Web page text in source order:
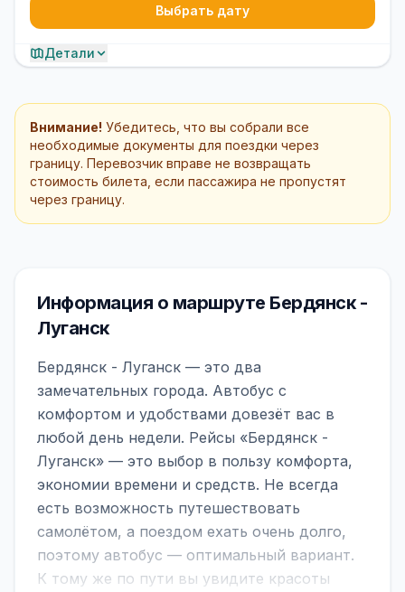
Выбрать дату
Детали
Внимание! Убедитесь, что вы собрали все
необходимые документы для поездки через
границу. Перевозчик вправе не возвращать
стоимость билета, если пассажира не пропустят
через границу.
Информация о маршруте Бердянск -
Луганск
Бердянск - Луганск — это два
замечательных города. Автобус с
комфортом и удобствами довезёт вас в
любой день недели. Рейсы «Бердянск -
Луганск» — это выбор в пользу комфорта,
экономии времени и средств. Не всегда
есть возможность путешествовать
самолётом, а поездом ехать очень долго,
поэтому автобус — оптимальный вариант.
К тому же по пути вы увидите красоты